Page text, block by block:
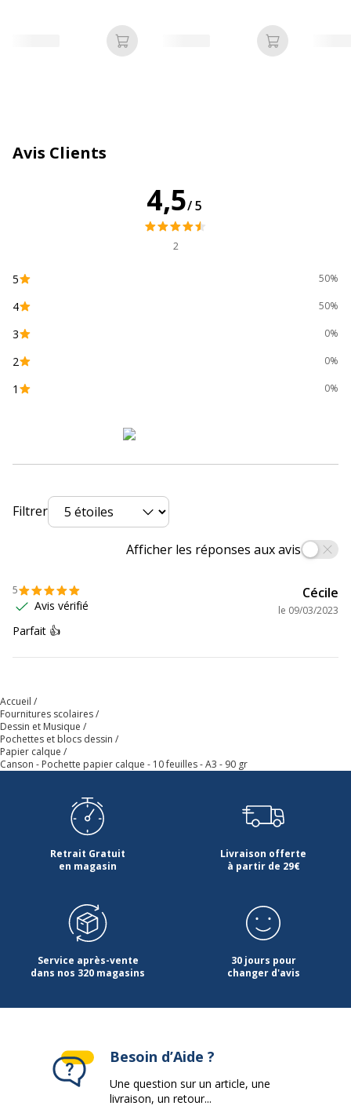
Caractéristiques environnementales
Code barre maitre
Référence produit fabricant 200017153
Ajouter au panier Ajouter au
Avis Clients
4,5/5
2
5 50%
4 50%
3 0%
2 0%
1 0%
Filtrer
Afficher les réponses aux avis
5
Avis vérifié
Cécile
le 09/03/2023
Parfait 👍
Accueil
Fournitures scolaires
Dessin et Musique
Pochettes et blocs dessin
Papier calque
Canson - Pochette papier calque - 10 feuilles - A3 - 90 gr
Retrait Gratuit
en magasin
Livraison offerte
à partir de 29€
Service après-vente
dans nos 320 magasins
30 jours pour
changer d'avis
Besoin d’Aide ?
Une question sur un article, une
livraison, un retour...